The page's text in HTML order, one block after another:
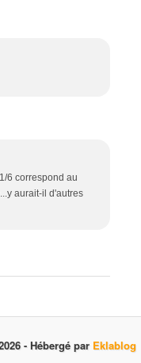
6 correspond au
aurait-il d'autres
- Hébergé par Eklablog